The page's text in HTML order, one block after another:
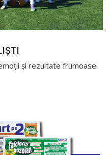
și rezultate frumoase